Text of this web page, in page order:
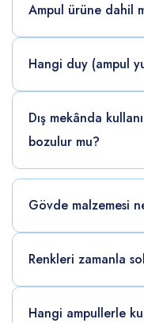
Ampul ürüne dahil
Hangi duy (ampul
Dış mekânda
bozulur mu?
Gövde malzemesi
Renkleri zamanla
Hangi ampullerle